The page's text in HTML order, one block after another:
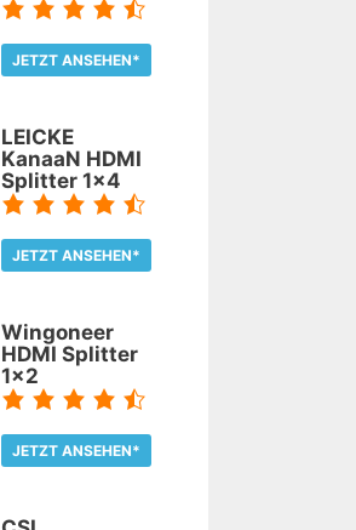
JETZT ANSEHEN*
LEICKE
KanaaN HDMI
Splitter 1x4
JETZT ANSEHEN*
Wingoneer
HDMI Splitter
1x2
JETZT ANSEHEN*